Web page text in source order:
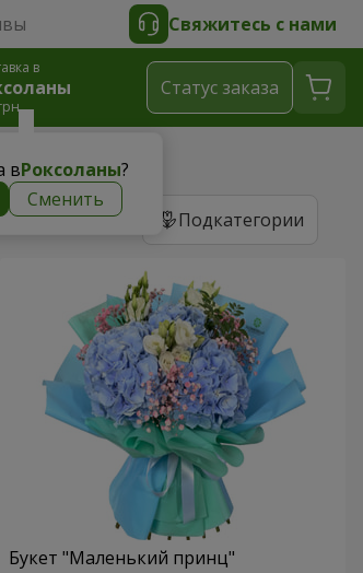
Свяжитесь с нами
в
вРоксоланы?
Сменить
Cтатус заказа
Подкатегории
Букет "Маленький принц"